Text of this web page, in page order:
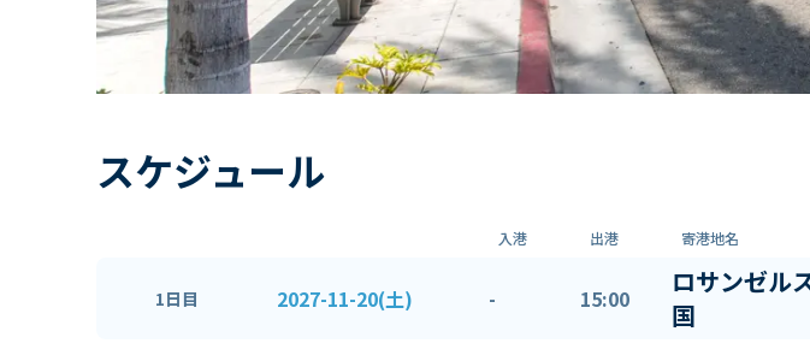
スケジュール
入港 出港 寄港地名
1日目 2027-11-20(土) - 15:00
ロサンゼル
国